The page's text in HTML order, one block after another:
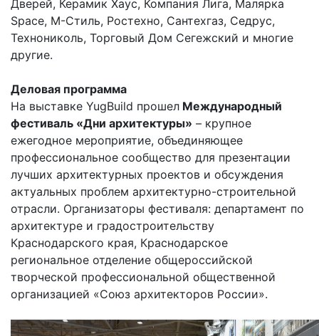
Дверей, Керамик Хаус, Компания Лига, Малярка
Space, М-Стиль, Ростехно, Сантехгаз, Седрус,
Технониколь, Торговый Дом Сегежский и многие
другие.
Деловая программа
На выставке YugBuild прошел Международный
фестиваль «Дни архитектуры» – крупное
ежегодное мероприятие, объединяющее
профессиональное сообщество для презентации
лучших архитектурных проектов и обсуждения
актуальных проблем архитектурно-строительной
отрасли. Организаторы фестиваля: департамент по
архитектуре и градостроительству
Краснодарского края, Краснодарское
региональное отделение общероссийской
творческой профессиональной общественной
организацией «Союз архитекторов России».